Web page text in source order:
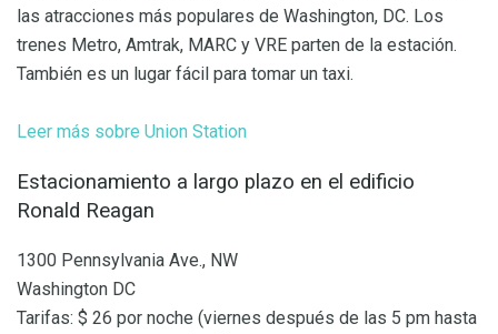
las atracciones más populares de Washington, DC. Los
trenes Metro, Amtrak, MARC y VRE parten de la estación.
También es un lugar fácil para tomar un taxi.
Leer más sobre Union Station
Estacionamiento a largo plazo en el edificio
Ronald Reagan
1300 Pennsylvania Ave., NW
Washington DC
Tarifas: $ 26 por noche (viernes después de las 5 pm hasta